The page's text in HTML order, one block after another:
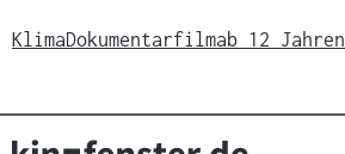
KlimaDokumentarfilmab 12 Jahren